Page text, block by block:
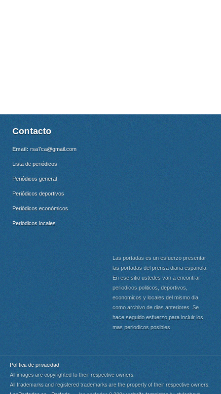
Contacto
Email: rsa7ca@gmail.com
Lista de periódicos
Periódicos general
Periódicos deportivos
Periódicos económicos
Periódicos locales
Las portadas es un esfuerzo presentar
las portadas del prensa diaria espanola.
En ese sitio ustedes van a encontrar
periodicos politicos, deportivos,
economicos y locales del mismo dia
como archivo de dias anteriores. Se
hace seguido esfuerzo para incluir los
mas periodicos posibles.
Política de privacidad
All images are copyrighted to their respective owners.
All trademarks and registered trademarks are the property of their respective owners.